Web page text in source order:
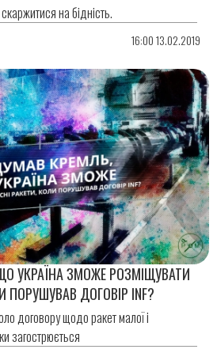
на бідність.
16:00 13.02.2019
УКРАЇНА ЗМОЖЕ РОЗМІЩУВАТИ
ПОРУШУВАВ ДОГОВІР INF?
договору щодо ракет малої і
загострюється